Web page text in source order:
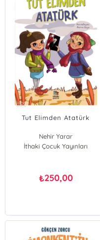
Tut Elimden Atatürk
Nehir Yarar
İthaki Çocuk Yayınları
₺250,00